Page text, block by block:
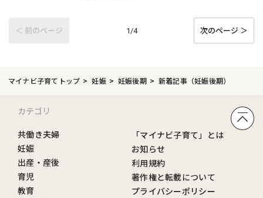
＜ 前のページ 1/4 次のページ ＞
マイナビ子育てトップ 妊娠 妊娠後期 新着記事（妊娠後期）
カテゴリ
共働き夫婦
妊娠
出産・産後
育児
教育
「マイナビ子育て」とは
お知らせ
利用規約
著作権と転載について
プライバシーポリシー